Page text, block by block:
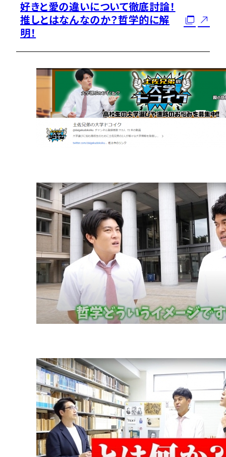
好きと愛の違いについて徹底討論！
推しとはなんなのか？哲学的に解
明！